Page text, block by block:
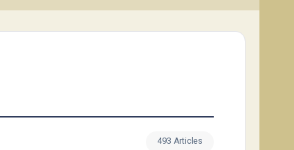
493 Articles